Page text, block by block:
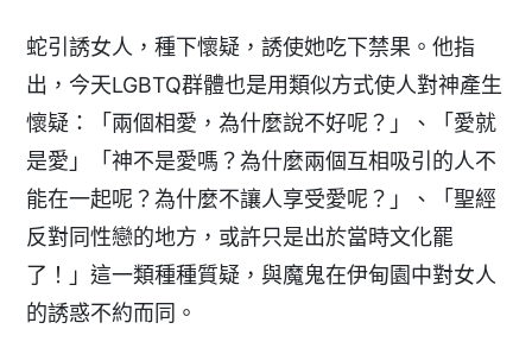
蛇引誘女人，種下懷疑，誘使她吃下禁果。他指
出，今天LGBTQ群體也是用類似方式使人對神產生
懷疑：「兩個相愛，為什麼說不好呢？」、「愛就
是愛」「神不是愛嗎？為什麼兩個互相吸引的人不
能在一起呢？為什麼不讓人享受愛呢？」、「聖經
反對同性戀的地方，或許只是出於當時文化罷
了！」這一類種種質疑，與魔鬼在伊甸園中對女人
的誘惑不約而同。